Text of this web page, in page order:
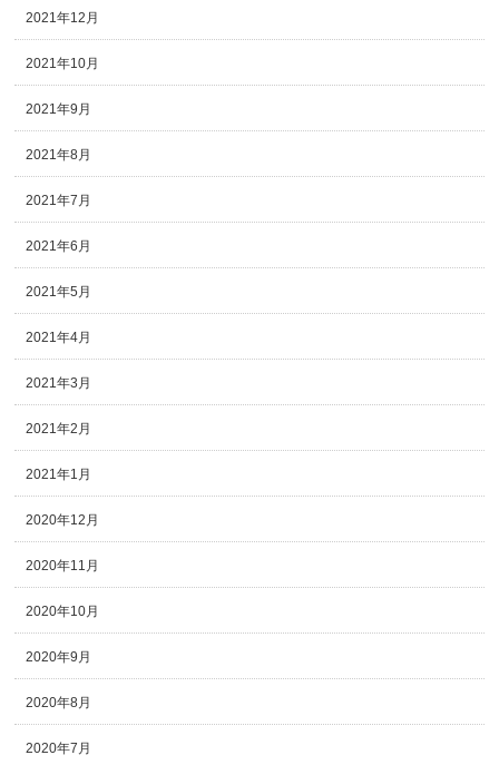
2021年12月
2021年10月
2021年9月
2021年8月
2021年7月
2021年6月
2021年5月
2021年4月
2021年3月
2021年2月
2021年1月
2020年12月
2020年11月
2020年10月
2020年9月
2020年8月
2020年7月